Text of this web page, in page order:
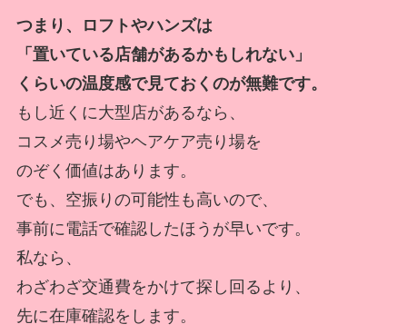
つまり、ロフトやハンズは
「置いている店舗があるかもしれない」
くらいの温度感で見ておくのが無難です。
もし近くに大型店があるなら、
コスメ売り場やヘアケア売り場を
のぞく価値はあります。
でも、空振りの可能性も高いので、
事前に電話で確認したほうが早いです。
私なら、
わざわざ交通費をかけて探し回るより、
先に在庫確認をします。